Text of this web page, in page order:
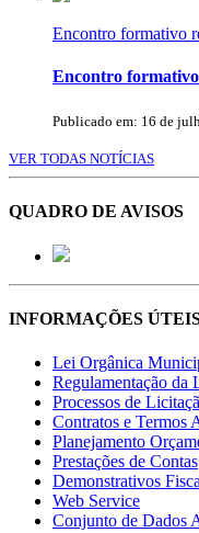
Encontro formativo
Encontro
Publicado em: 16 de
VER TODAS NOTÍCIAS
QUADRO DE AVISOS
INFORMAÇÕES
Lei Orgânica
Regulamentação da
Processos de
Contratos e Termos
Planejamento
Prestações de Contas
Demonstrativos
Web Service
Conjunto de Dados